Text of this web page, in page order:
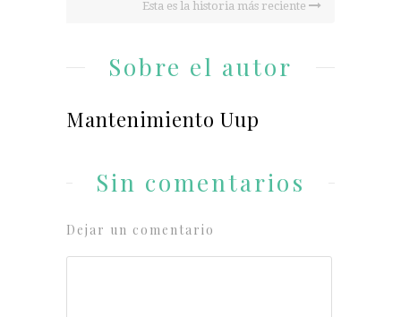
Esta es la historia más reciente
Sobre el autor
Mantenimiento Uup
Sin comentarios
Dejar un comentario